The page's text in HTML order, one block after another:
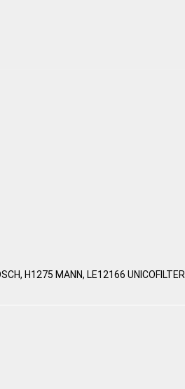
H1275 MANN, LE12166 UNICOFILTER